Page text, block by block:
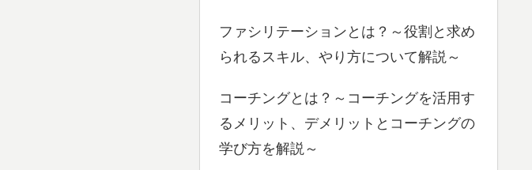
ファシリテーションとは？～役割と求め
られるスキル、やり方について解説～
コーチングとは？～コーチングを活用す
るメリット、デメリットとコーチングの
学び方を解説～